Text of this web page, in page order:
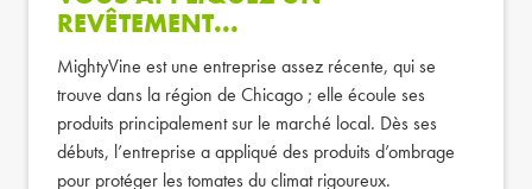
REVÊTEMENT...
MightyVine est une entreprise assez récente, qui se
trouve dans la région de Chicago ; elle écoule ses
produits principalement sur le marché local. Dès ses
débuts, l’entreprise a appliqué des produits d’ombrage
pour protéger les tomates du climat rigoureux.